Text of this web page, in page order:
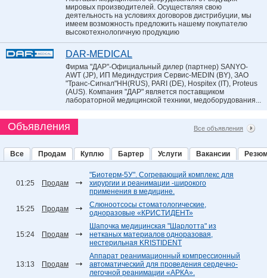
мировых производителей. Осуществляя свою
деятельность на условиях договоров дистрибуции, мы
имеем возможность предложить нашему покупателю
высокотехнологичную продукцию
DAR-MEDICAL
Фирма "ДАР"-Официальный дилер (партнер) SANYO-
AWT (JP), ИП Мединдустрия Сервис-MEDIN (BY), ЗАО
"Транс-Сигнал"НН(RUS), PARI (DE), Hospitex (IT), Proteus
(AUS). Компания "ДАР" является поставщиком
лабораторной медицинской техники, медоборудования...
Объявления Все объявления
Все Продам Куплю Бартер Услуги Вакансии
01:25 Продам
"Биотерм-5У". Согревающий комплекс для
хирургии и реанимации -широкого
применения в медицине.
15:25 Продам
Слюноотсосы стоматологические,
одноразовые «КРИСТИДЕНТ»
15:24 Продам
Шапочка медицинская "Шарлотта" из
нетканых материалов одноразовая,
нестерильная KRISTIDENT
13:13 Продам
Аппарат реанимационный компрессионный
автоматический для проведения сердечно-
легочной реанимации «АРКА».